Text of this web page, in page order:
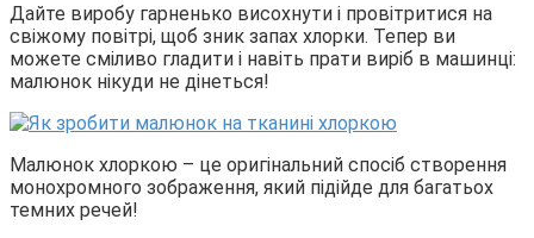
Дайте виробу гарненько висохнути і провітритися на
свіжому повітрі, щоб зник запах хлорки. Тепер ви
можете сміливо гладити і навіть прати виріб в машинці:
малюнок нікуди не дінеться!
Малюнок хлоркою – це оригінальний спосіб створення
монохромного зображення, який підійде для багатьох
темних речей!